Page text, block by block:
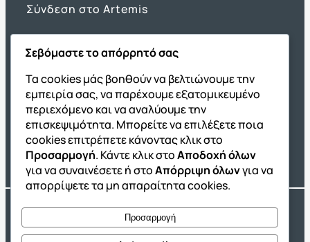
Σύνδεση στο Artemis
Όμιλος ΔΙΑΚΡΟΤΗΜΑ
ΔΙΑΚΡΟΤΗΜΑ@Home
Σχολική Μελέτη After School
Εκδόσεις Καλαϊτζίδη
Franchise ΔΙΑΚΡΟΤΗΜΑ
Copyright® 2004 –2026Εκπαιδευτικός Όμιλος ΔΙΑΚΡΟΤΗΜΑ®. Αρ.
Γ.Ε.Μ.Η.: 54967109000.
Σεβόμαστε το απόρρητό σας
Τα cookies μάς βοηθούν να βελτιώνουμε την
εμπειρία σας, να παρέχουμε εξατομικευμένο
περιεχόμενο και να αναλύουμε την
επισκεψιμότητα. Μπορείτε να επιλέξετε ποια
cookies επιτρέπετε κάνοντας κλικ στο
Προσαρμογή. Κάντε κλικ στοΑποδοχή όλων
για να συναινέσετε ή στοΑπόρριψη όλωνγια να
απορρίψετε τα μη απαραίτητα cookies.
Προσαρμογή